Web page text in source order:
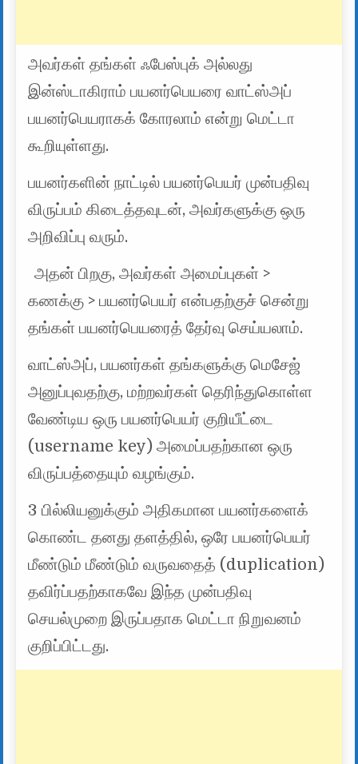
அவர்கள் தங்கள் ஃபேஸ்புக் அல்லது
இன்ஸ்டாகிராம் பயனர்பெயரை வாட்ஸ்அப்
பயனர்பெயராகக் கோரலாம் என்று மெட்டா
கூறியுள்ளது.
பயனர்களின் நாட்டில் பயனர்பெயர் முன்பதிவு
விருப்பம் கிடைத்தவுடன், அவர்களுக்கு ஒரு
அறிவிப்பு வரும்.
அதன் பிறகு, அவர்கள் அமைப்புகள் >
கணக்கு > பயனர்பெயர் என்பதற்குச் சென்று
தங்கள் பயனர்பெயரைத் தேர்வு செய்யலாம்.
வாட்ஸ்அப், பயனர்கள் தங்களுக்கு மெசேஜ்
அனுப்புவதற்கு, மற்றவர்கள் தெரிந்துகொள்ள
வேண்டிய ஒரு பயனர்பெயர் குறியீட்டை
(username key) அமைப்பதற்கான ஒரு
விருப்பத்தையும் வழங்கும்.
3 பில்லியனுக்கும் அதிகமான பயனர்களைக்
கொண்ட தனது தளத்தில், ஒரே பயனர்பெயர்
மீண்டும் மீண்டும் வருவதைத் (duplication)
தவிர்ப்பதற்காகவே இந்த முன்பதிவு
செயல்முறை இருப்பதாக மெட்டா நிறுவனம்
குறிப்பிட்டது.